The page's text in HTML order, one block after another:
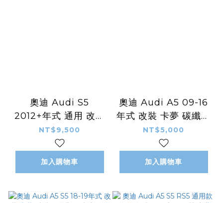
奧迪 Audi S5
2012+年式 通用 改裝
卡夢 碳纖維 外觀件 空
力套件 RS款 後下巴
後導流
NT$9,500
加入購物車
奧迪 Audi A5 09-16
年式 改裝 卡夢 碳纖維
外觀件 空力套件 小尾
翼 擾流板
NT$5,000
加入購物車